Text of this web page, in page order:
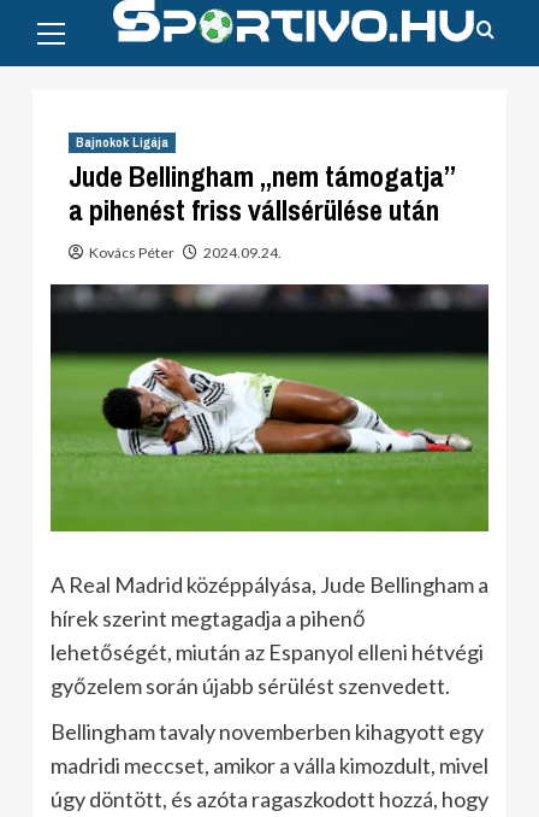
content
Menu
Bajnokok Ligája
Jude Bellingham „nem támogatja”
a pihenést friss vállsérülése után
Kovács Péter 2024.09.24.
A Real Madrid középpályása, Jude Bellingham a
hírek szerint megtagadja a pihenő
lehetőségét, miután az Espanyol elleni hétvégi
győzelem során újabb sérülést szenvedett.
Bellingham tavaly novemberben kihagyott egy
madridi meccset, amikor a válla kimozdult, mivel
úgy döntött, és azóta ragaszkodott hozzá, hogy